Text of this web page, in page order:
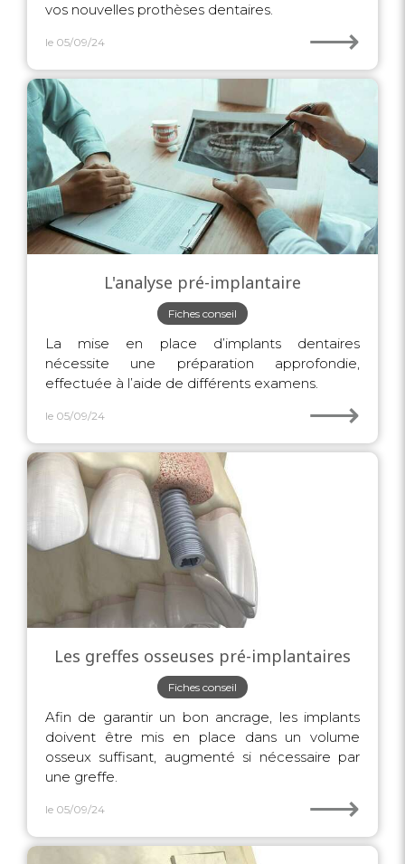
vos nouvelles prothèses dentaires.
le 05/09/24 ⟶
L'analyse pré-implantaire
Fiches conseil
La mise en place d’implants dentaires
nécessite une préparation approfondie,
effectuée à l’aide de différents examens.
le 05/09/24 ⟶
Les greffes osseuses pré-implantaires
Fiches conseil
Afin de garantir un bon ancrage, les implants
doivent être mis en place dans un volume
osseux suffisant, augmenté si nécessaire par
une greffe.
le 05/09/24 ⟶